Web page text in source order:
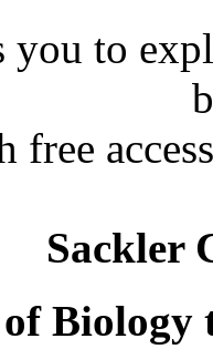
you to
free
Sackler